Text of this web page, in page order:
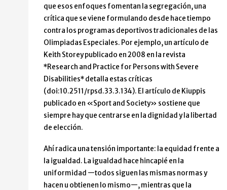
que esos enfoques fomentan la segregación, una
crítica que se viene formulando desde hace tiempo
contra los programas deportivos tradicionales de las
Olimpiadas Especiales. Por ejemplo, un artículo de
Keith Storey publicado en 2008 en la revista
*Research and Practice for Persons with Severe
Disabilities* detalla estas críticas
(doi:10.2511/rpsd.33.3.134). El artículo de Kiuppis
publicado en «Sport and Society» sostiene que
siempre hay que centrarse en la dignidad y la libertad
de elección.
Ahí radica una tensión importante: la equidad frente a
la igualdad. La igualdad hace hincapié en la
uniformidad —todos siguen las mismas normas y
hacen u obtienen lo mismo—, mientras que la